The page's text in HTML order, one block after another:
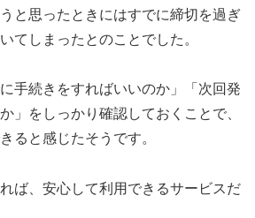
と思ったときにはすでに締切を過ぎ
てしまったとのことでした。
手続きをすればいいのか」「次回発
」をしっかり確認しておくことで、
ると感じたそうです。
ば、安心して利用できるサービスだ